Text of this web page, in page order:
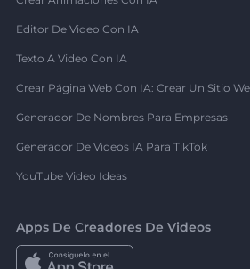
Editor De Video Con IA
Texto A Video Con IA
Crear Página Web Con IA: Crear Un Sitio
Generador De Nombres Para Empresas
Generador De Videos IA Para TikTok
YouTube Video Ideas
Apps De Creadores De Videos